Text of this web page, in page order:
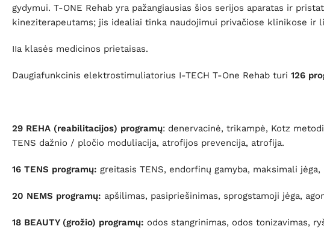
gydymui. T-ONE Rehab yra pažangiausias šios serijos aparatas ir
kineziterapeutams; jis idealiai tinka naudojimui privačiose klinikose ir
IIa klasės medicinos prietaisas.
Daugiafunkcinis elektrostimuliatorius I-TECH T-One Rehab turi 126
29 REHA (reabilitacijos) programų: denervacinė, trikampė, Kotz
TENS dažnio / pločio moduliacija, atrofijos prevencija, atrofija.
16 TENS programų: greitasis TENS, endorfinų gamyba, maksimali
20 NEMS programų: apšilimas, pasipriešinimas, sprogstamoji jėga,
18 BEAUTY (grožio) programų: odos stangrinimas, odos tonizavimas,